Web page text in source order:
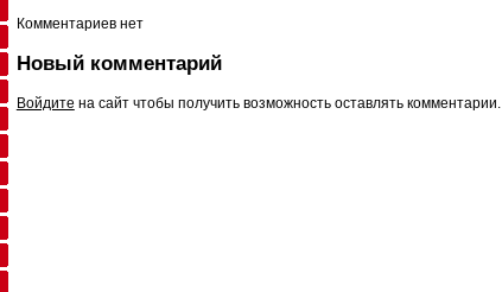
Комментариев нет
Новый комментарий
Войдите на сайт чтобы получить возможность оставлять комментарии.